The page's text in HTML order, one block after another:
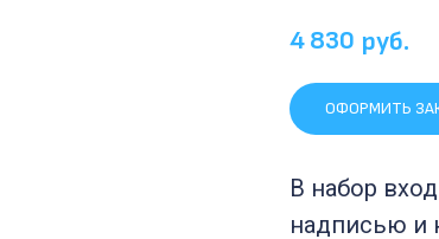
4 830 руб.
ОФОРМИТЬ
В набор
надписью и